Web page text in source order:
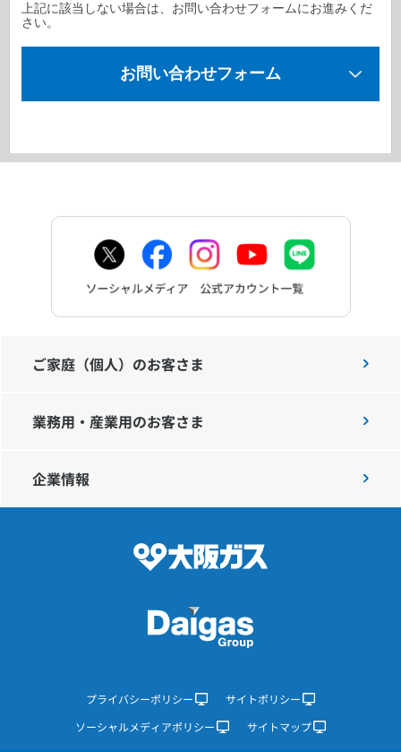
上記に該当しない場合は、お問い合わせフォームにお進みくだ
さい。
お問い合わせフォーム
ご家庭（個人）のお客さま
業務用・産業用のお客さま
企業情報
プライバシーポリシー
サイトポリシー
ソーシャルメディアポリシー
サイトマップ